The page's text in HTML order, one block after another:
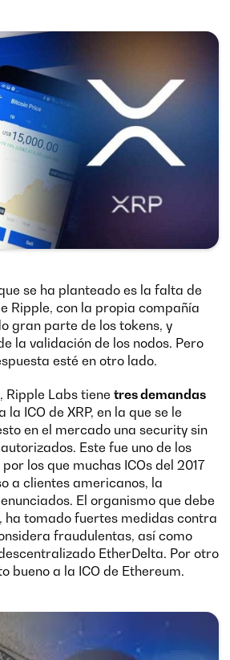
se ha planteado es la falta de
Ripple, con la propia compañía
gran parte de los tokens, y
la validación de los nodos. Pero
esté en otro lado.
Ripple Labs tiene tres demandas
la ICO de XRP, en la que se le
en el mercado una security sin
Este fue uno de los
los que muchas ICOs del 2017
a clientes americanos, la
El organismo que debe
ha tomado fuertes medidas contra
fraudulentas, así como
EtherDelta. Por otro
bueno a la ICO de Ethereum.